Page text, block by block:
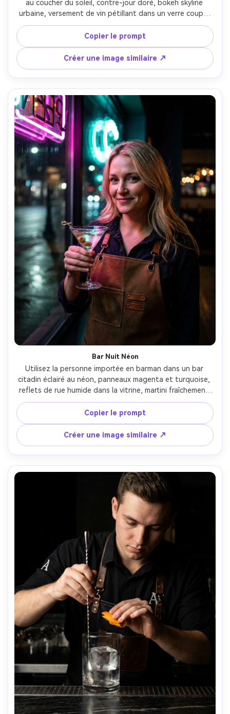
au coucher du soleil, contre-jour doré, bokeh skyline
urbaine, versement de vin pétillant dans un verre coupe,
chemise en lin manches retroussées, bijoux minimalistes,
outils de bar modernes, Canon R5 50mm f/1.8, cadrage
mi-corps, look cinéma chaleureux, reflets ultra-réalistes
sur le verre --ar 4:5
Copier le prompt
Créer une image similaire ↗
Bar Nuit Néon
Utilisez la personne importée en barman dans un bar
citadin éclairé au néon, panneaux magenta et turquoise,
reflets de rue humide dans la vitrine, martini fraîchement
décoré d’une olive, pose assurée, tablier en cuir, lumière
latérale dramatique, Nikon Z6 II 35mm f/1.8, focus précis
sur le visage, bokeh crémeux, ambiance club nocturne
photoréaliste --ar 4:5
Copier le prompt
Créer une image similaire ↗